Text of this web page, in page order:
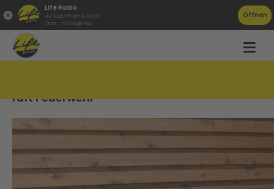
Life Radio
Life Radio GmbH & Co.KG
Gratis - in Google Play
Öffnen
ruft Feuerwehr